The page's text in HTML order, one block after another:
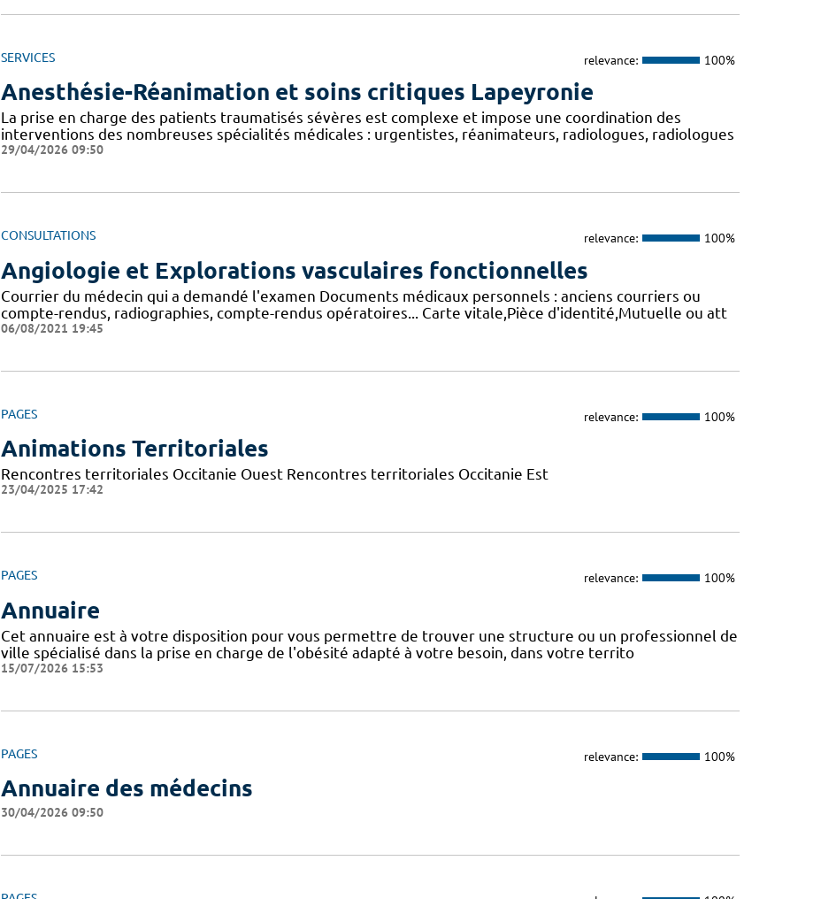
SERVICES relevance: 100%
Anesthésie-Réanimation et soins critiques Lapeyronie
La prise en charge des patients traumatisés sévères est complexe et impose une coordination des
interventions des nombreuses spécialités médicales : urgentistes, réanimateurs, radiologues, radiologues
29/04/2026 09:50
CONSULTATIONS relevance: 100%
Angiologie et Explorations vasculaires fonctionnelles
Courrier du médecin qui a demandé l'examen Documents médicaux personnels : anciens courriers ou
compte-rendus, radiographies, compte-rendus opératoires... Carte vitale,Pièce d'identité,Mutuelle ou att
06/08/2021 19:45
PAGES relevance: 100%
Animations Territoriales
Rencontres territoriales Occitanie Ouest Rencontres territoriales Occitanie Est
23/04/2025 17:42
PAGES relevance: 100%
Annuaire
Cet annuaire est à votre disposition pour vous permettre de trouver une structure ou un professionnel de
ville spécialisé dans la prise en charge de l'obésité adapté à votre besoin, dans votre territo
15/07/2026 15:53
PAGES relevance: 100%
Annuaire des médecins
30/04/2026 09:50